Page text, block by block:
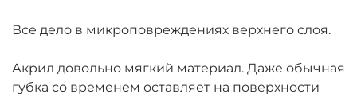
Все дело в микроповреждениях верхнего слоя.
Акрил довольно мягкий материал. Даже обычная
губка со временем оставляет на поверхности